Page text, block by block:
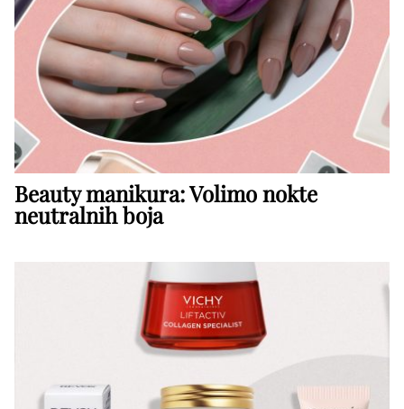
Beauty manikura: Volimo nokte
neutralnih boja